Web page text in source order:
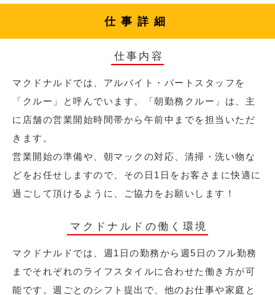
仕事詳細
仕事内容
マクドナルドでは、アルバイト・パートスタッフを
「クルー」と呼んでいます。「朝勤務クルー」は、主
に店舗の営業開始時間帯から午前中までを担当いただ
きます。
営業開始の準備や、朝マックの対応、清掃・洗い物な
どをお任せしますので、その日1日をお客さまに快適に
過ごして頂けるように、ご協力をお願いします！
マクドナルドの働く環境
マクドナルドでは、週1日の勤務から週5日のフル勤務
までそれぞれのライフスタイルに合わせた働き方が可
能です。週ごとのシフト提出で、他のお仕事や家庭と